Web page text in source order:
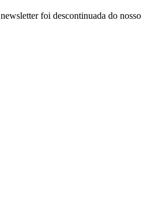
foi descontinuada do nosso